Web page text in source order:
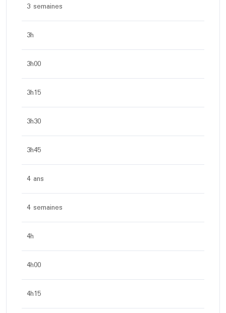
3 semaines
3h
3h00
3h15
3h30
3h45
4 ans
4 semaines
4h
4h00
4h15